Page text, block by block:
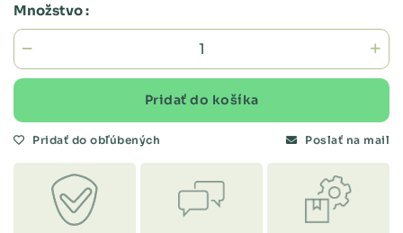
Množstvo :
Pridať do košíka
Pridať do obľúbených Poslať na mail